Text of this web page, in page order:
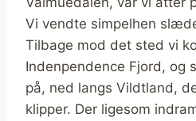
Vi vendte simpelhen
Tilbage mod det sted vi
Indenpendence Fjord, og
på, ned langs Vildtland,
klipper. Der ligesom